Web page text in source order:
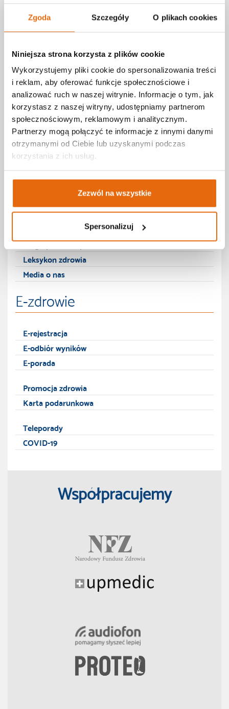
Zgoda Szczegóły O plikach cookies
Niniejsza strona korzysta z plików cookie
Wykorzystujemy pliki cookie do spersonalizowania treści
i reklam, aby oferować funkcje społecznościowe i
analizować ruch w naszej witrynie. Informacje o tym, jak
korzystasz z naszej witryny, udostępniamy partnerom
społecznościowym, reklamowym i analitycznym.
Partnerzy mogą połączyć te informacje z innymi danymi
otrzymanymi od Ciebie lub uzyskanymi podczas
korzystania z ich usług.
Zezwól na wszystkie
Spersonalizuj
wysokość tętna.
Elektroniczny: większość smartfonów posiada już
wskazującego do odpowiedniego sensora, najczęściej na
tylnej ściance smartfonu.
W Dzień św. Walentego trzeba życzyć wszystkim
skoków tętna – bo oznacza szczere uczucia –
kończących się jednak spadkiem do przedziału 60 – 85
uderzeń na minutę.
Strefa pacjenta
Z życia przychodni - aktualności
Blog - poradnik pacjenta
Leksykon zdrowia
Media o nas
E-zdrowie
E-rejestracja
E-odbiór wyników
E-porada
Promocja zdrowia
Karta podarunkowa
Teleporady
COVID-19
Współpracujemy